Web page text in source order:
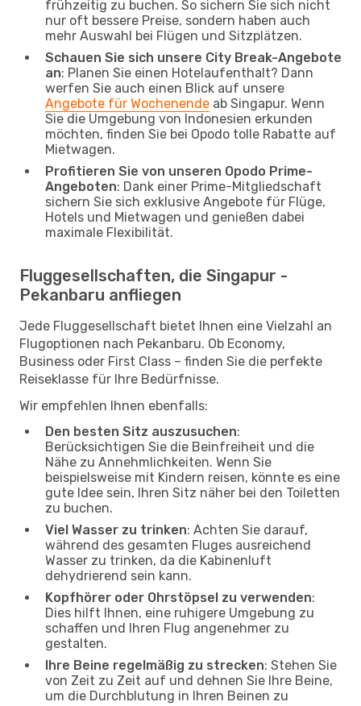
frühzeitig zu buchen. So sichern Sie sich nicht
nur oft bessere Preise, sondern haben auch
mehr Auswahl bei Flügen und Sitzplätzen.
Schauen Sie sich unsere City Break-Angebote
an: Planen Sie einen Hotelaufenthalt? Dann
werfen Sie auch einen Blick auf unsere
Angebote für Wochenende ab Singapur. Wenn
Sie die Umgebung von Indonesien erkunden
möchten, finden Sie bei Opodo tolle Rabatte auf
Mietwagen.
Profitieren Sie von unseren Opodo Prime-
Angeboten: Dank einer Prime-Mitgliedschaft
sichern Sie sich exklusive Angebote für Flüge,
Hotels und Mietwagen und genießen dabei
maximale Flexibilität.
Fluggesellschaften, die Singapur -
Pekanbaru anfliegen
Jede Fluggesellschaft bietet Ihnen eine Vielzahl an
Flugoptionen nach Pekanbaru. Ob Economy,
Business oder First Class – finden Sie die perfekte
Reiseklasse für Ihre Bedürfnisse.
Wir empfehlen Ihnen ebenfalls:
Den besten Sitz auszusuchen:
Berücksichtigen Sie die Beinfreiheit und die
Nähe zu Annehmlichkeiten. Wenn Sie
beispielsweise mit Kindern reisen, könnte es eine
gute Idee sein, Ihren Sitz näher bei den Toiletten
zu buchen.
Viel Wasser zu trinken: Achten Sie darauf,
während des gesamten Fluges ausreichend
Wasser zu trinken, da die Kabinenluft
dehydrierend sein kann.
Kopfhörer oder Ohrstöpsel zu verwenden:
Dies hilft Ihnen, eine ruhigere Umgebung zu
schaffen und Ihren Flug angenehmer zu
gestalten.
Ihre Beine regelmäßig zu strecken: Stehen Sie
von Zeit zu Zeit auf und dehnen Sie Ihre Beine,
um die Durchblutung in Ihren Beinen zu